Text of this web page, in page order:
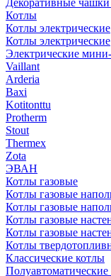
Котлы
Котлы электрические
Котлы электрические
Электрические
Vaillant
Arderia
Baxi
Kotitonttu
Protherm
Stout
Thermex
Zota
ЭВАН
Котлы газовые
Котлы газовые
Котлы газовые
Котлы газовые
Котлы газовые
Котлы
Классические котлы